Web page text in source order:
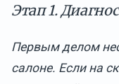
Этап 1.
Первым делом
салоне. Если на